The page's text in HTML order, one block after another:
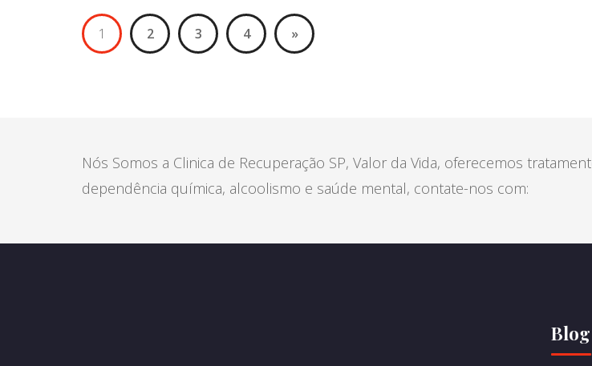
1 2 3 4 »
Nós Somos a Clinica de Recuperação SP, Valor da Vida, oferecemos
dependência química, alcoolismo e saúde mental, contate-nos com:
Blog